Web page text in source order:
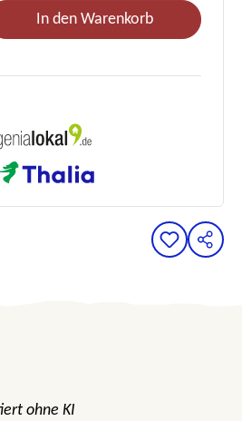
Gib den gewünschten
In den Warenkorb
ohne KI